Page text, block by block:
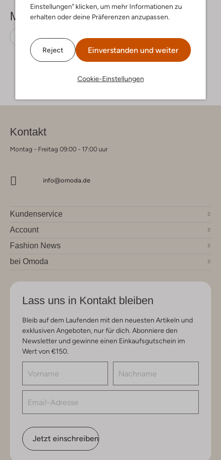
Einstellungen" klicken, um mehr Informationen zu
erhalten oder deine Präferenzen anzupassen.
Reject Einverstanden und weiter
Cookie-Einstellungen
Mehr sehen
Sneaker Low Puma Leder-Optik
Kontakt
Montag - Freitag 09:00 - 17:00 uur
info@omoda.de
Kundenservice
Account
Fashion News
bei Omoda
Lass uns in Kontakt bleiben
Bleib auf dem Laufenden mit den neuesten Artikeln und
exklusiven Angeboten, nur für dich. Abonniere den
Newsletter und gewinne einen Einkaufsgutschein im
Wert von €150.
Jetzt einschreiben